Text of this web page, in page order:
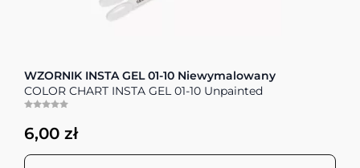
WZORNIK INSTA GEL 01-10 Niewymalowany
COLOR CHART INSTA GEL 01-10 Unpainted
6,00 zł